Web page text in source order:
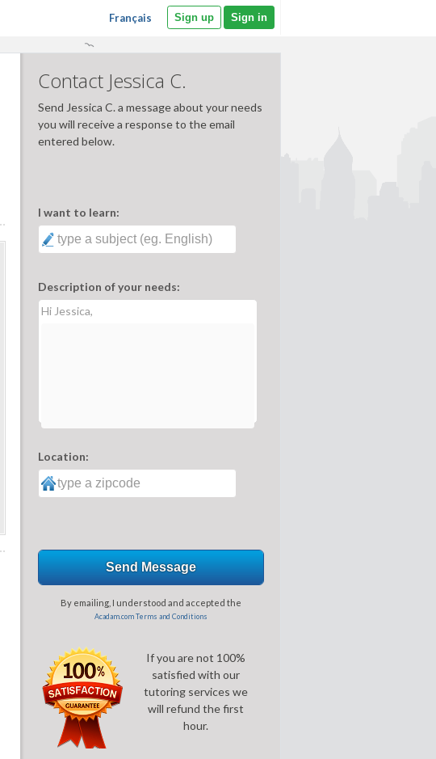
Français Sign up Sign in
Contact Jessica C.
Send Jessica C. a message about your needs
you will receive a response to the email
entered below.
I want to learn:
Description of your needs:
Hi Jessica,
Location:
Send Message
By emailing, I understood and accepted the
Acadam.com Terms and Conditions
If you are not 100%
satisfied with our
tutoring services we
will refund the first
hour.